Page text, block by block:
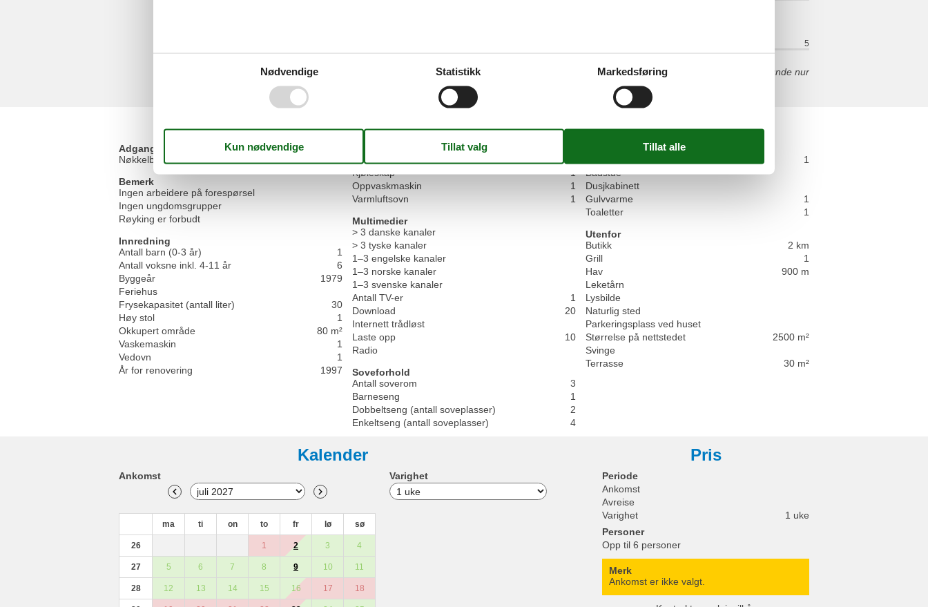
5
Ich hatte einen schönen Urlaub es ist für eigentlich alles gesorgt und man braucht im Grunde nur
Fasiliteter
Adgang til ferieboligen
Nøkkelboks med kode
Bemerk
Ingen arbeidere på forespørsel
Ingen ungdomsgrupper
Røyking er forbudt
Innredning
Antall barn (0-3 år)
1
Antall voksne inkl. 4-11 år
6
Byggeår
1979
Feriehus
Frysekapasitet (antall liter)
30
Høy stol
1
Okkupert område
80 m²
Vaskemaskin
1
Vedovn
1
År for renovering
1997
Antall keramiske kokeplater
Kjøleskap
1
Oppvaskmaskin
1
Varmluftsovn
1
Multimedier
> 3 danske kanaler
> 3 tyske kanaler
1–3 engelske kanaler
1–3 norske kanaler
1–3 svenske kanaler
Antall TV-er
1
Download
20
Internett trådløst
Laste opp
10
Radio
Soveforhold
Antall soverom
3
Barneseng
1
Dobbeltseng (antall soveplasser)
2
Enkeltseng (antall soveplasser)
4
Toalett og bad
1
Badstue
Dusjkabinett
Gulvvarme
1
Toaletter
1
Utenfor
Butikk
2 km
Grill
1
Hav
900 m
Leketårn
Lysbilde
Naturlig sted
Parkeringsplass ved huset
Størrelse på nettstedet
2500 m²
Svinge
Terrasse
30 m²
Kalender
Ankomst
ma ti on to fr lø sø
26 1 2 3 4
27 5 6 7 8 9 10 11
28 12 13 14 15 16 17 18
Varighet
Pris
Periode
Ankomst
Avreise
Varighet
1 uke
Personer
Opp til 6 personer
Merk
Ankomst er ikke valgt.
Nødvendige Statistikk Markedsføring